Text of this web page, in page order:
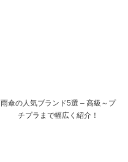
雨傘の人気ブランド5選 – 高級～プ
チプラまで幅広く紹介！